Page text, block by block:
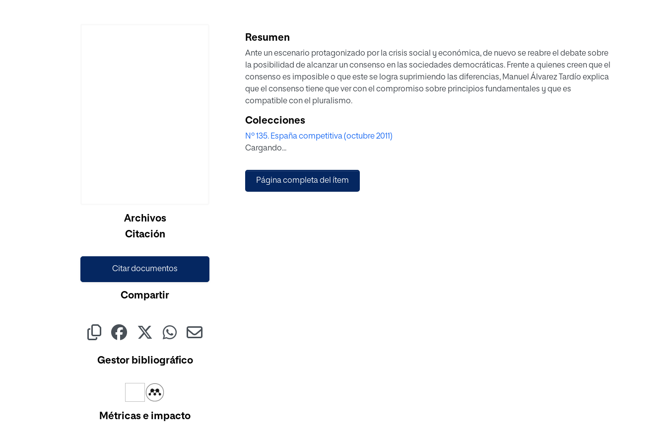
Archivos
Citación
Citar documentos
Compartir
Gestor bibliográfico
Métricas e impacto
Resumen
Ante un escenario protagonizado por la crisis social y económica, de nuevo se reabre el debate sobre
la posibilidad de alcanzar un consenso en las sociedades democráticas. Frente a quienes creen que el
consenso es imposible o que este se logra suprimiendo las diferencias, Manuel Álvarez Tardío explica
que el consenso tiene que ver con el compromiso sobre principios fundamentales y que es
compatible con el pluralismo.
Colecciones
Nº 135. España competitiva (octubre 2011)
Cargando...
Página completa del ítem